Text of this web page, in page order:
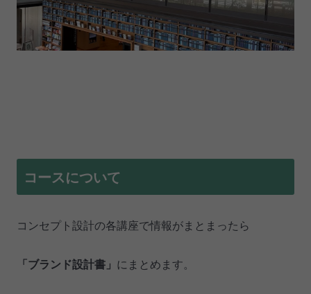
コースについて
コンセプト設計の各講座で情報がまとまったら
「ブランド設計書」 にまとめます。